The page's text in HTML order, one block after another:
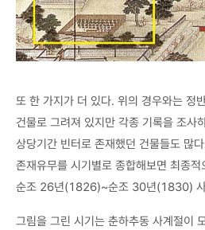
또 한 가지가 더 있다. 위의 경우와는 정
건물로 그려져 있지만 각종 기록을 조사
상당기간 빈터로 존재했던 건물들도 많
존재유무를 시기별로 종합해보면 최종
순조 26년(1826)~순조 30년(1830) 사
그림을 그린 시기는 춘하추동 사계절이